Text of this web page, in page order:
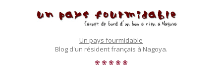
Un pays fourmidable
Blog d'un résident français à Nagoya.
❀ ❀ ❀ ❀ ❀